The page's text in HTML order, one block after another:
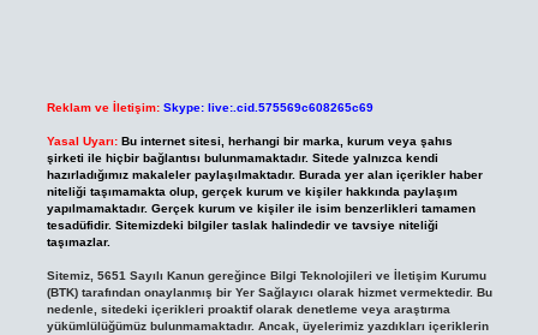
Reklam ve İletişim: Skype: live:.cid.575569c608265c69
Yasal Uyarı: Bu internet sitesi, herhangi bir marka, kurum veya şahıs
şirketi ile hiçbir bağlantısı bulunmamaktadır. Sitede yalnızca kendi
hazırladığımız makaleler paylaşılmaktadır. Burada yer alan içerikler haber
niteliği taşımamakta olup, gerçek kurum ve kişiler hakkında paylaşım
yapılmamaktadır. Gerçek kurum ve kişiler ile isim benzerlikleri tamamen
tesadüfidir. Sitemizdeki bilgiler taslak halindedir ve tavsiye niteliği
taşımazlar.
Sitemiz, 5651 Sayılı Kanun gereğince Bilgi Teknolojileri ve İletişim Kurumu
(BTK) tarafından onaylanmış bir Yer Sağlayıcı olarak hizmet vermektedir. Bu
nedenle, sitedeki içerikleri proaktif olarak denetleme veya araştırma
yükümlülüğümüz bulunmamaktadır. Ancak, üyelerimiz yazdıkları içeriklerin